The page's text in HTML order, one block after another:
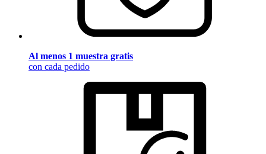
Al menos 1 muestra gratis
con cada pedido